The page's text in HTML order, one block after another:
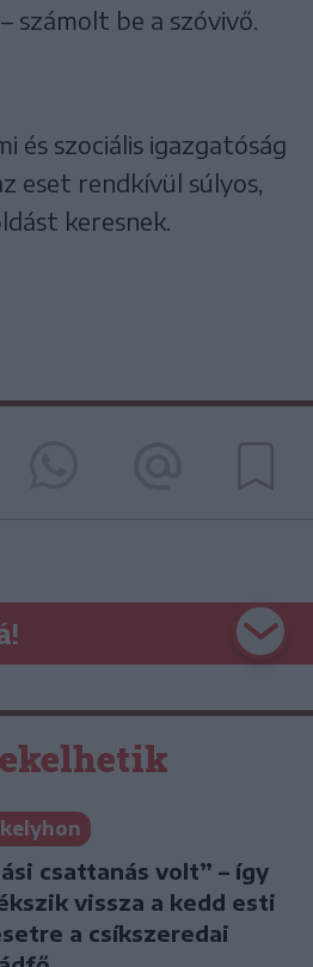
számolt be a szóvivő.
és szociális igazgatóság
eset rendkívül súlyos,
keresnek.
csattanás volt” – így
vissza a kedd esti
a csíkszeredai